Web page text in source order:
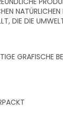
DIE DIE
GRAFISCHE